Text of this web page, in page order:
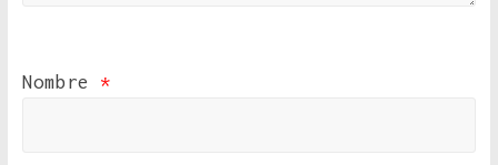
Nombre *